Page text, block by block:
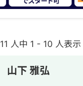
11 人中 1 - 10 人表示
山下 雅弘